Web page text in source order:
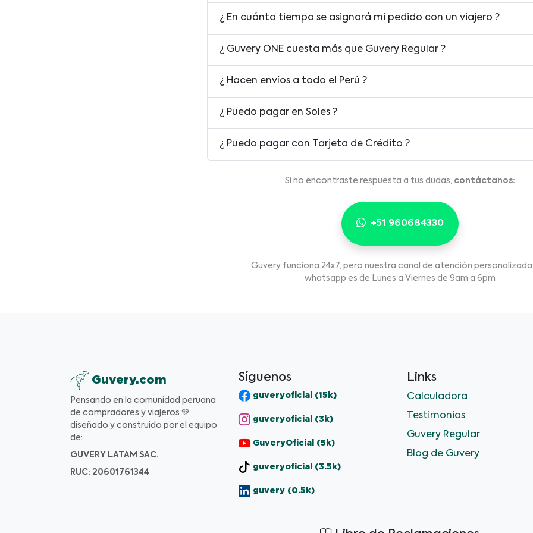
¿ En cuánto tiempo se asignará mi pedido con un viajero ?
¿ Guvery ONE cuesta más que Guvery Regular ?
¿ Hacen envíos a todo el Perú ?
¿ Puedo pagar en Soles ?
¿ Puedo pagar con Tarjeta de Crédito ?
Si no encontraste respuesta a tus dudas, contáctanos:
+51 960684330
Guvery funciona 24x7, pero nuestra canal de atención
whatsapp es de Lunes a Viernes de 9am a 6pm
Guvery.com
Pensando en la comunidad peruana
de compradores y viajeros 💚
diseñado y construido por el equipo
de:
GUVERY LATAM SAC.
RUC: 20601761344
Síguenos
guveryoficial (15k)
guveryoficial (3k)
GuveryOficial (5k)
guveryoficial (3.5k)
guvery (0.5k)
Links
Calculadora
Testimonios
Guvery Regular
Blog de Guvery